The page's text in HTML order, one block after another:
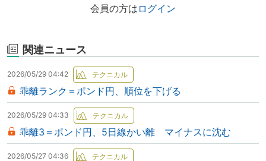
会員の方は ログイン
関連ニュース
2026/05/29 04:42
乖離ランク＝ポンド円、順位を下げる
2026/05/29 04:33
乖離3＝ポンド円、5日線かい離 マイナスに沈む
2026/05/27 04:36